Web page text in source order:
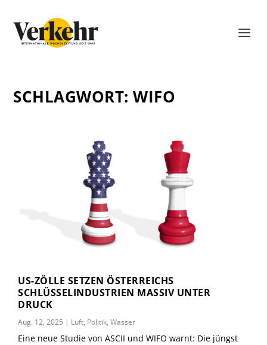
SCHLAGWORT:WIFO
US-ZÖLLE SETZEN ÖSTERREICHS
SCHLÜSSELINDUSTRIEN MASSIV UNTER
DRUCK
Aug. 12, 2025 | Luft, Politik,Wasser
Eine neue Studie von ASCII und WIFO warnt: Die jüngst